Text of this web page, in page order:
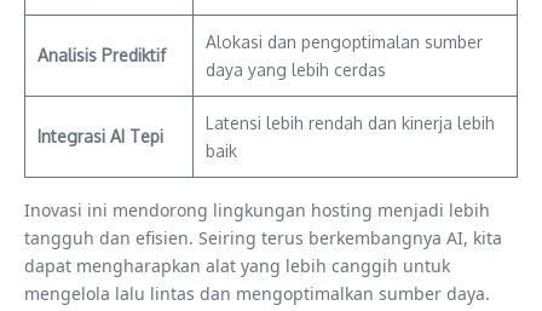
Analisis Prediktif
Alokasi dan pengoptimalan sumber
daya yang lebih cerdas
Integrasi AI Tepi
Latensi lebih rendah dan kinerja lebih
baik
Inovasi ini mendorong lingkungan hosting menjadi lebih
tangguh dan efisien. Seiring terus berkembangnya AI, kita
dapat mengharapkan alat yang lebih canggih untuk
mengelola lalu lintas dan mengoptimalkan sumber daya.